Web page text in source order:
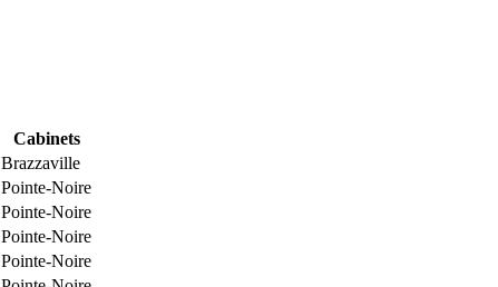
Cabinets
Brazzaville
Pointe-Noire
Pointe-Noire
Pointe-Noire
Pointe-Noire